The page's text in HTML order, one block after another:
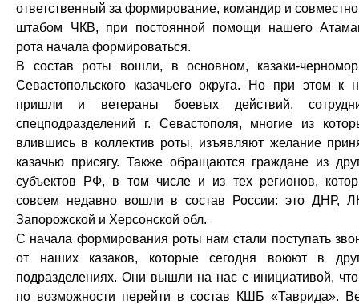
ответственный за формирование, командир и
штабом ЧКВ, при постоянной помощи нашего
рота начала формироваться.
В состав роты вошли, в основном, казаки-
Севастопольского казачьего округа. Но при этом к
пришли и ветераны боевых действий,
спецподразделений г. Севастополя, многие из
влившись в коллектив роты, изъявляют желание
казачью присягу. Также обращаются граждане из
субъектов РФ, в том числе и из тех регионов,
совсем недавно вошли в состав России: это ДНР,
Запорожской и Херсонской обл.
С начала формирования роты нам стали поступать
от наших казаков, которые сегодня воюют в
подразделениях. Они вышли на нас с инициативой,
по возможности перейти в состав КШБ «Таврида».